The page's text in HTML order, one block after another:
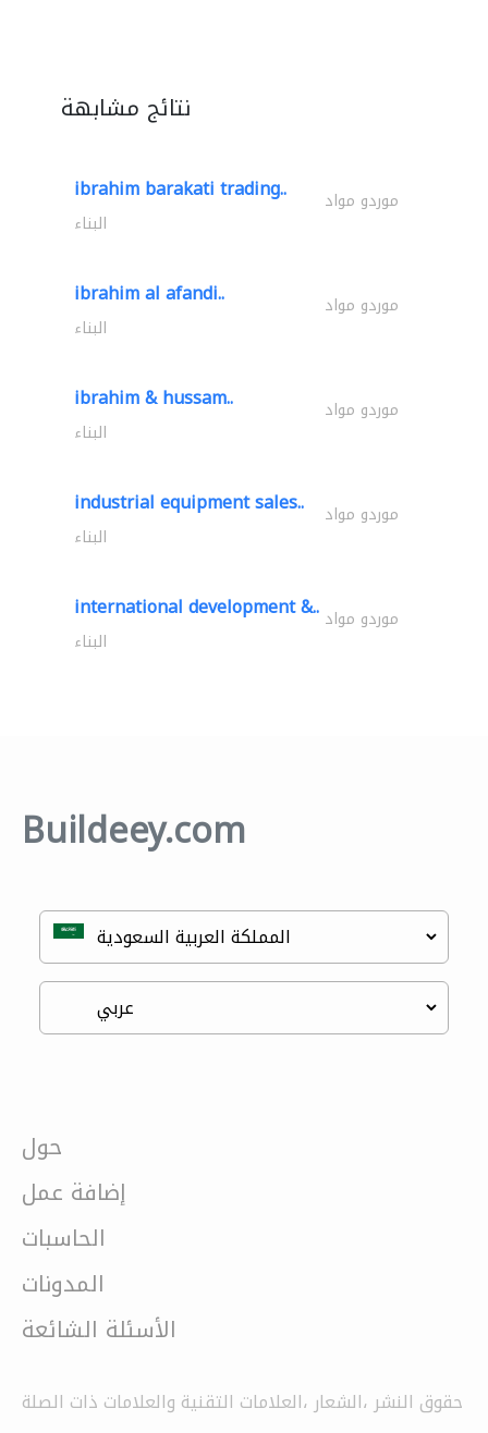
نتائج مشابهة
ibrahim barakati trading.. موردو مواد
البناء
ibrahim al afandi.. موردو مواد
البناء
ibrahim & hussam.. موردو مواد
البناء
industrial equipment sales.. موردو مواد
البناء
international development &.. موردو مواد
البناء
Buildeey.com
حول
إضافة عمل
الحاسبات
المدونات
الأسئلة الشائعة
حقوق النشر ،الشعار ،العلامات التقنية والعلامات ذات الصلة